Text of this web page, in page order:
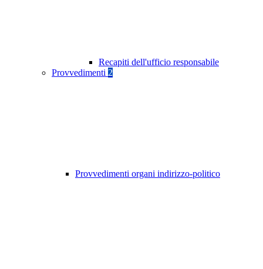
Recapiti dell'ufficio responsabile
Provvedimenti 2
Provvedimenti organi indirizzo-politico